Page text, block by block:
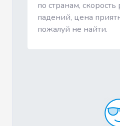
по странам, скорость
падений, цена
пожалуй не найти.